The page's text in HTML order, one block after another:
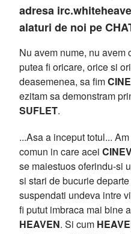
adresa
alaturi de noi pe
Nu avem nume, nu avem
putea fi oricare, orice si
deasemenea, sa fim
ezitam sa demonstram
SUFLET.
...Asa a inceput totul...
comun in care acei
se maiestuos oferindu-si
si stari de bucurie
suspendati undeva intre
fi putut imbraca mai bine
HEAVEN. Si cum